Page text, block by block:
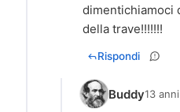
dimentichiamoci
della trave!!!!!!!
Rispondi
Buddy13